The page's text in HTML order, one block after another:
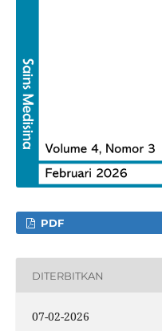
PDF
DITERBITKAN
07-02-2026